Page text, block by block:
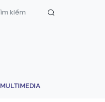
MULTIMEDIA